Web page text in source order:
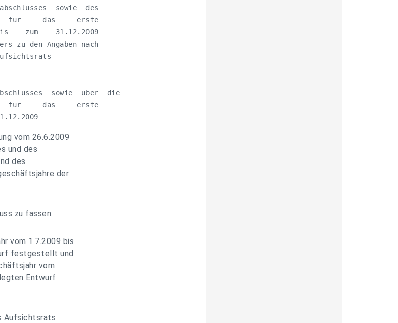
sowie  des
für     das     erste
bis    zum    31.12.2009
zu den Angaben nach
sowie  über  die
für     das     erste
vom 26.6.2009
und des
des
der
zu fassen:
vom 1.7.2009 bis
festgestellt und
vom
Entwurf
Aufsichtsrats